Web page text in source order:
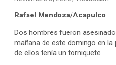
Rafael Mendoza/Acapulco
Dos hombres fueron
mañana de este domingo en la
de ellos tenía un torniquete.